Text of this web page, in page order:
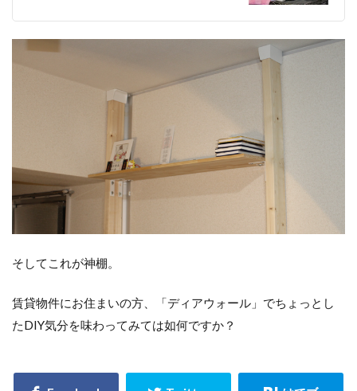
そしてこれが神棚。
賃貸物件にお住まいの方、「ディアウォール」でちょっとし
たDIY気分を味わってみては如何ですか？